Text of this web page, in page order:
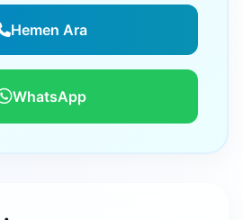
Hemen Ara
WhatsApp